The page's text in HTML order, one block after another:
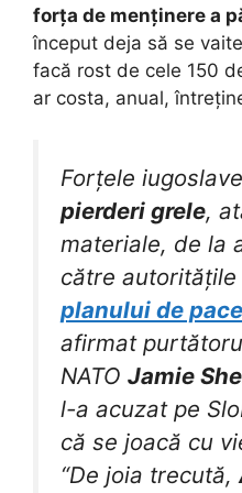
forța de menținere a
început deja să se
facă rost de cele 150
ar costa, anual,
Forțele
pierderi grele,
materiale, de la
către
planului de pace
afirmat
NATO Jamie
l-a acuzat pe
că se joacă cu
“De joia trecută,